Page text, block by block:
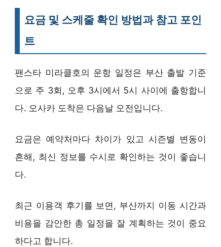
요금 및 스케줄 확인 방법과 참고 포인
트
팬스타 미라클호의 운항 일정은 부산 출발 기준
으로 주 3회, 오후 3시에서 5시 사이에 출항합니
다. 오사카 도착은 다음날 오전입니다.
요금은 예약처마다 차이가 있고 시즌별 변동이
흔해, 최신 정보를 수시로 확인하는 것이 좋습니
다.
최근 이용객 후기를 보면, 부산까지 이동 시간과
비용을 감안한 총 일정을 잘 계획하는 것이 중요
하다고 합니다.